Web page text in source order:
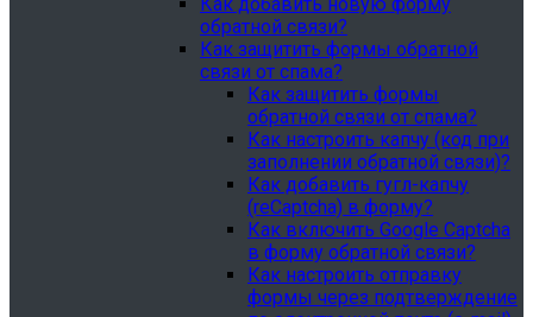
обратной связи?
Как защитить формы обратной
связи от спама?
Как защитить формы
обратной связи от спама?
Как настроить капчу (код при
заполнении обратной связи)?
Как добавить гугл-капчу
(reCaptcha) в форму?
Как включить Google Captcha
в форму обратной связи?
Как настроить отправку
формы через подтверждение